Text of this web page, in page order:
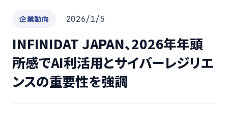
企業動向 2026/1/5
INFINIDAT JAPAN、2026年年頭
所感でAI利活用とサイバーレジリエ
ンスの重要性を強調